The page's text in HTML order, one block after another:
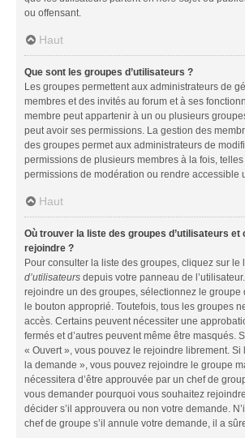
ou offensant.
Haut
Que sont les groupes d’utilisateurs ?
Les groupes permettent aux administrateurs de
membres et des invités au forum et à ses
membre peut appartenir à un ou plusieurs
peut avoir ses permissions. La gestion des
des groupes permet aux administrateurs de
permissions de plusieurs membres à la fois, telles
permissions de modération ou rendre accessible
Haut
Où trouver la liste des groupes d’utilisateurs et
rejoindre ?
Pour consulter la liste des groupes, cliquez sur le
d’utilisateurs depuis votre panneau de
rejoindre un des groupes, sélectionnez le groupe
le bouton approprié. Toutefois, tous les groupes
accès. Certains peuvent nécessiter une
fermés et d’autres peuvent même être masqués.
« Ouvert », vous pouvez le rejoindre librement. Si
la demande », vous pouvez rejoindre le groupe
nécessitera d’être approuvée par un chef de
vous demander pourquoi vous souhaitez
décider s’il approuvera ou non votre demande.
chef de groupe s’il annule votre demande, il a